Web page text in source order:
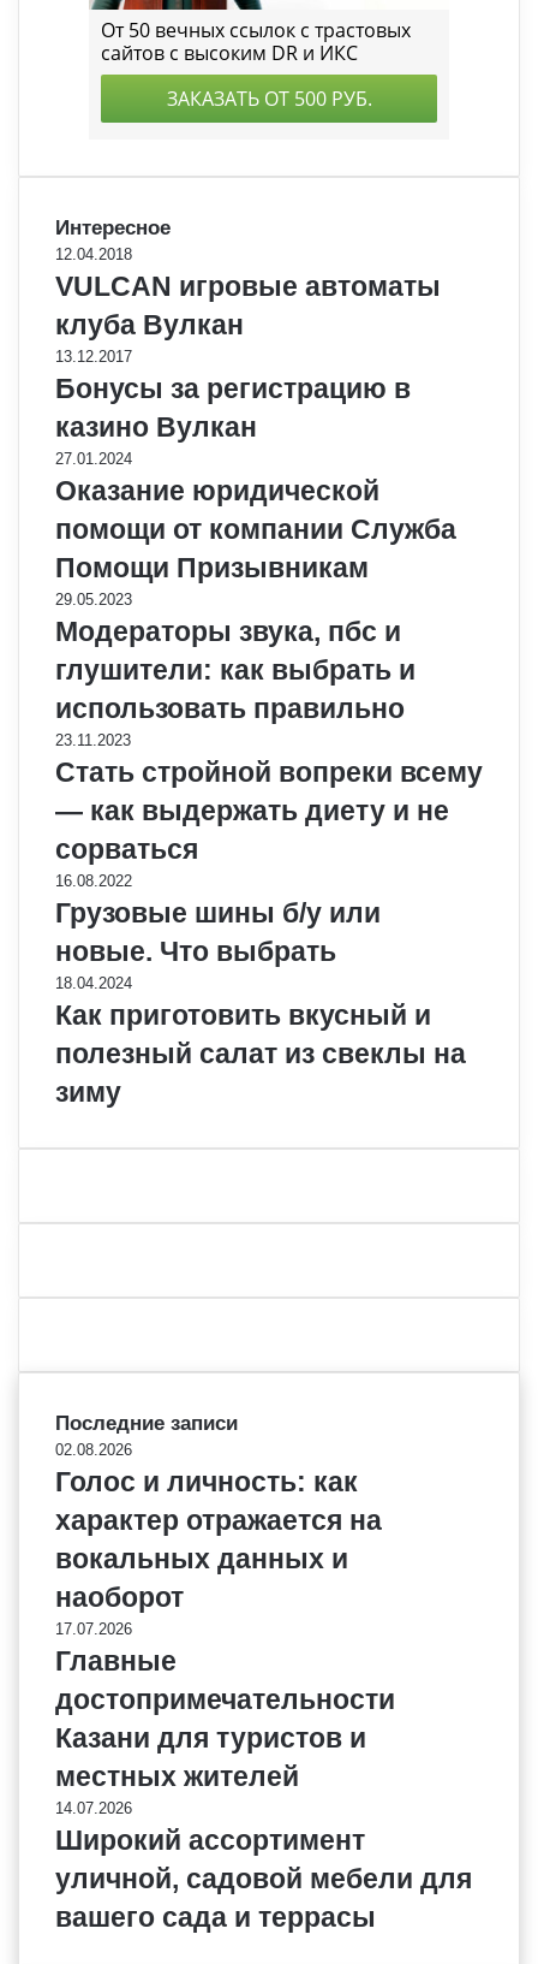
Интересное
12.04.2018
VULCAN игровые автоматы
клуба Вулкан
13.12.2017
Бонусы за регистрацию в
казино Вулкан
27.01.2024
Оказание юридической
помощи от компании Служба
Помощи Призывникам
29.05.2023
Модераторы звука, пбс и
глушители: как выбрать и
использовать правильно
23.11.2023
Стать стройной вопреки всему
— как выдержать диету и не
сорваться
16.08.2022
Грузовые шины б/у или
новые. Что выбрать
18.04.2024
Как приготовить вкусный и
полезный салат из свеклы на
зиму
Последние записи
02.08.2026
Голос и личность: как
характер отражается на
вокальных данных и
наоборот
17.07.2026
Главные
достопримечательности
Казани для туристов и
местных жителей
14.07.2026
Широкий ассортимент
уличной, садовой мебели для
вашего сада и террасы